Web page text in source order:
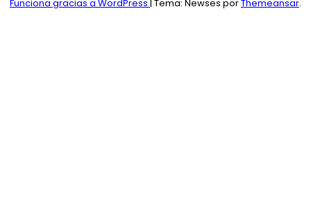
Funciona gracias a WordPress | Tema: Newses porThemeansar.